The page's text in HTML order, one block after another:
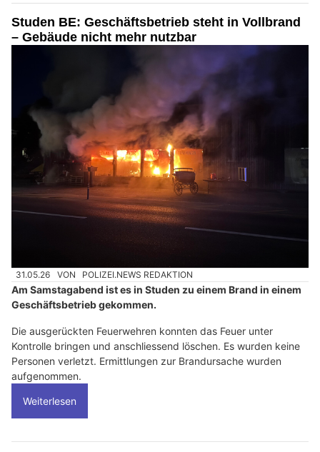
Studen BE: Geschäftsbetrieb steht in Vollbrand
– Gebäude nicht mehr nutzbar
31.05.26 VON POLIZEI.NEWS REDAKTION
Am Samstagabend ist es in Studen zu einem Brand in einem
Geschäftsbetrieb gekommen.
Die ausgerückten Feuerwehren konnten das Feuer unter
Kontrolle bringen und anschliessend löschen. Es wurden keine
Personen verletzt. Ermittlungen zur Brandursache wurden
aufgenommen.
Weiterlesen